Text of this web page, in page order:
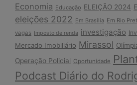
Economia Educação ELEIÇÃO 2024
eleições 2022 Em Brasília Em Rio
vagas
Imposto de renda investigação
Mercado Imobiliário Mirassol
Operação Policial Oportunidade
Podcast Diário do